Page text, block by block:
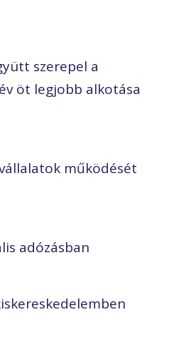
szerepel a
öt legjobb alkotása
működését
adózásban